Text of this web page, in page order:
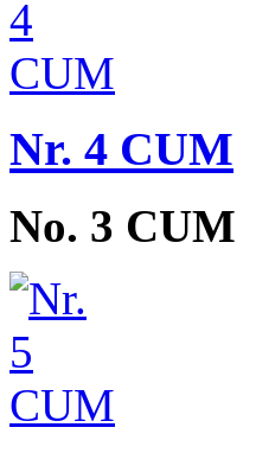
Nr. 4 CUM
No. 3 CUM